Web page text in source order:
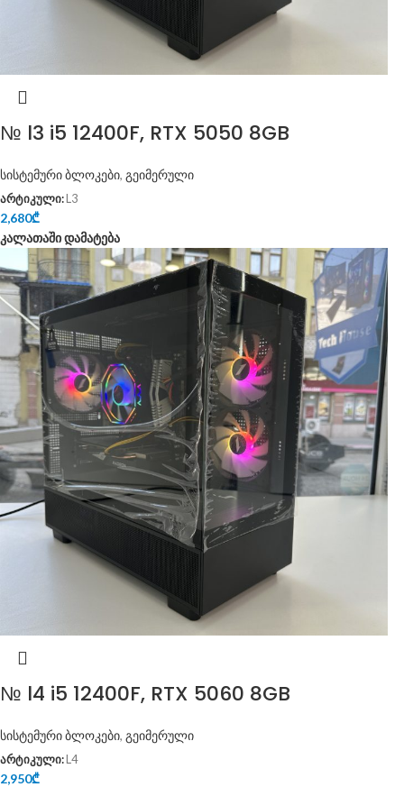
№ l3 i5 12400F, RTX 5050 8GB
სისტემური ბლოკები, გეიმერული
არტიკული: L3
2,680₾
კალათაში დამატება
№ l4 i5 12400F, RTX 5060 8GB
სისტემური ბლოკები, გეიმერული
არტიკული:L4
2,950₾